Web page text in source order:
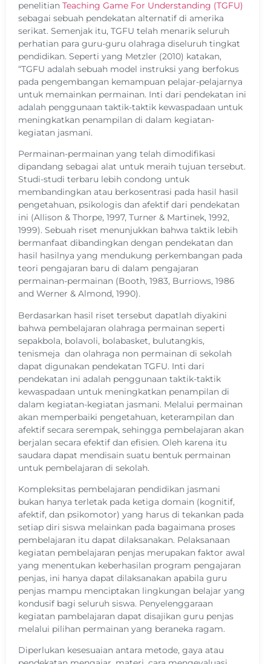
penelitian Teaching Game For Understanding (TGFU)
sebagai sebuah pendekatan alternatif di amerika
serikat. Semenjak itu, TGFU telah menarik seluruh
perhatian para guru-guru olahraga diseluruh tingkat
pendidikan. Seperti yang Metzler (2010) katakan,
“TGFU adalah sebuah model instruksi yang berfokus
pada pengembangan kemampuan pelajar-pelajarnya
untuk memainkan permainan. Inti dari pendekatan ini
adalah penggunaan taktik-taktik kewaspadaan untuk
meningkatkan penampilan di dalam kegiatan-
kegiatan jasmani.
Permainan-permainan yang telah dimodifikasi
dipandang sebagai alat untuk meraih tujuan tersebut.
Studi-studi terbaru lebih condong untuk
membandingkan atau berkosentrasi pada hasil hasil
pengetahuan, psikologis dan afektif dari pendekatan
ini (Allison & Thorpe, 1997, Turner & Martinek, 1992,
1999). Sebuah riset menunjukkan bahwa taktik lebih
bermanfaat dibandingkan dengan pendekatan dan
hasil hasilnya yang mendukung perkembangan pada
teori pengajaran baru di dalam pengajaran
permainan-permainan (Booth, 1983, Burriows, 1986
and Werner & Almond, 1990).
Berdasarkan hasil riset tersebut dapatlah diyakini
bahwa pembelajaran olahraga permainan seperti
sepakbola, bolavoli, bolabasket, bulutangkis,
tenismeja dan olahraga non permainan di sekolah
dapat digunakan pendekatan TGFU. Inti dari
pendekatan ini adalah penggunaan taktik-taktik
kewaspadaan untuk meningkatkan penampilan di
dalam kegiatan-kegiatan jasmani. Melalui permainan
akan memperbaiki pengetahuan, keterampilan dan
afektif secara serempak, sehingga pembelajaran akan
berjalan secara efektif dan efisien. Oleh karena itu
saudara dapat mendisain suatu bentuk permainan
untuk pembelajaran di sekolah.
Kompleksitas pembelajaran pendidikan jasmani
bukan hanya terletak pada ketiga domain (kognitif,
afektif, dan psikomotor) yang harus di tekankan pada
setiap diri siswa melainkan pada bagaimana proses
pembelajaran itu dapat dilaksanakan. Pelaksanaan
kegiatan pembelajaran penjas merupakan faktor awal
yang menentukan keberhasilan program pengajaran
penjas, ini hanya dapat dilaksanakan apabila guru
penjas mampu menciptakan lingkungan belajar yang
kondusif bagi seluruh siswa. Penyelenggaraan
kegiatan pambelajaran dapat disajikan guru penjas
melalui pilihan permainan yang beraneka ragam.
Diperlukan kesesuaian antara metode, gaya atau